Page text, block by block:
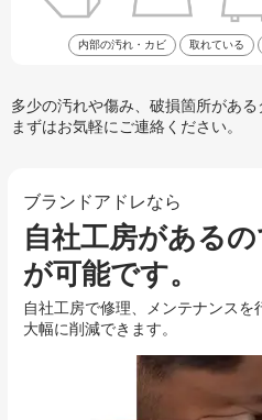
内部の汚れ・カビ 取れている
多少の汚れや傷み、破損箇所があ
まずはお気軽にご連絡ください。
ブランドアドレなら
自社工房があるの
が可能です。
自社工房で修理、メンテナンスを
大幅に削減できます。